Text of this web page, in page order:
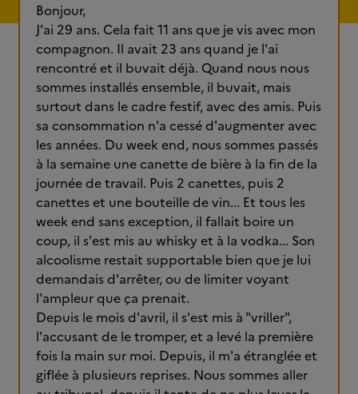
Bonjour,
J'ai 29 ans. Cela fait 11 ans que je vis avec mon
compagnon. Il avait 23 ans quand je l'ai
rencontré et il buvait déjà. Quand nous nous
sommes installés ensemble, il buvait, mais
surtout dans le cadre festif, avec des amis. Puis
sa consommation n'a cessé d'augmenter avec
les années. Du week end, nous sommes passés
à la semaine une canette de bière à la fin de la
journée de travail. Puis 2 canettes, puis 2
canettes et une bouteille de vin... Et tous les
week end sans exception, il fallait boire un
coup, il s'est mis au whisky et à la vodka... Son
alcoolisme restait supportable bien que je lui
demandais d'arrêter, ou de limiter voyant
l'ampleur que ça prenait.
Depuis le mois d'avril, il s'est mis à "vriller",
l'accusant de le tromper, et a levé la première
fois la main sur moi. Depuis, il m'a étranglée et
giflée à plusieurs reprises. Nous sommes aller